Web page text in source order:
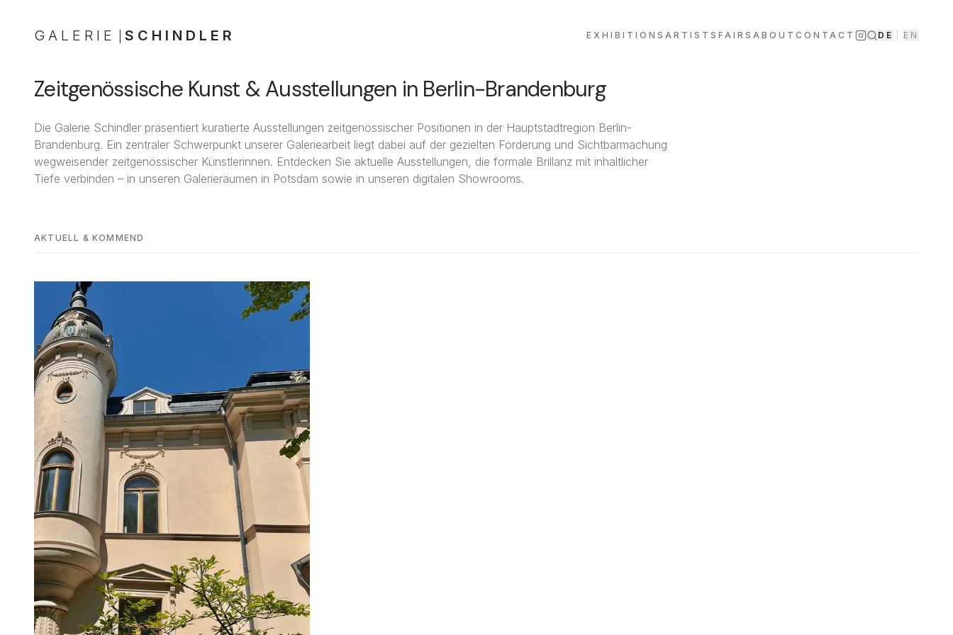
GALERIE SCHINDLER EXHIBITIONS ARTISTS FAIRS ABOUT CONTACT DE EN
Zeitgenössische Kunst & Ausstellungen in Berlin-Brandenburg
Die Galerie Schindler präsentiert kuratierte Ausstellungen zeitgenössischer Positionen in der Hauptstadtregion Berlin-
Brandenburg. Ein zentraler Schwerpunkt unserer Galeriearbeit liegt dabei auf der gezielten Förderung und Sichtbarmachung
wegweisender zeitgenössischer Künstlerinnen. Entdecken Sie aktuelle Ausstellungen, die formale Brillanz mit inhaltlicher
Tiefe verbinden – in unseren Galerieräumen in Potsdam sowie in unseren digitalen Showrooms.
AKTUELL & KOMMEND